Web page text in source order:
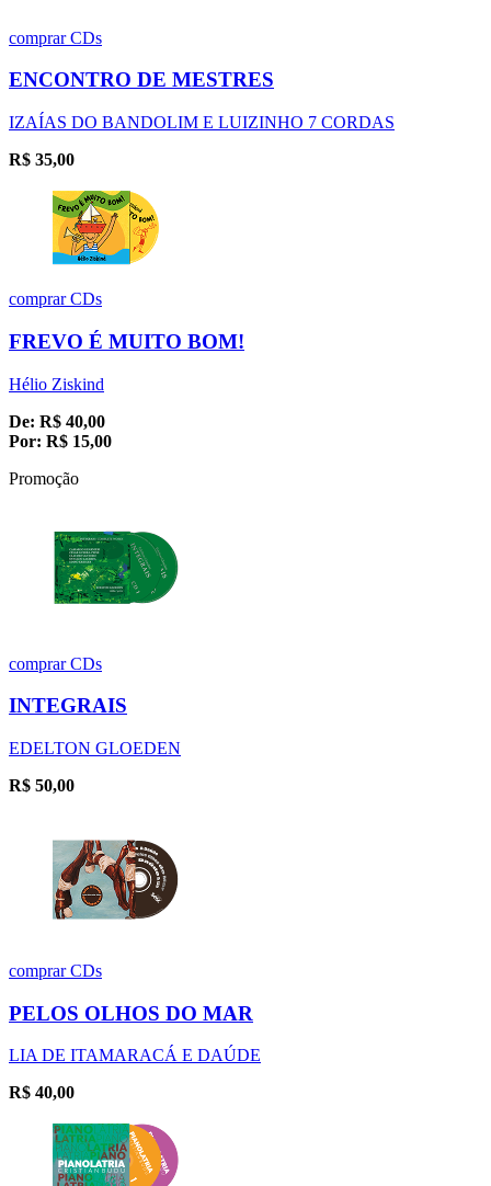
comprarCDs
ENCONTRO DE MESTRES
IZAÍAS DO BANDOLIM E LUIZINHO 7 CORDAS
R$ 35,00
comprarCDs
FREVO É MUITO BOM!
Hélio Ziskind
De: R$ 40,00
Por: R$ 15,00
Promoção
comprarCDs
INTEGRAIS
EDELTON GLOEDEN
R$ 50,00
comprarCDs
PELOS OLHOS DO MAR
LIA DE ITAMARACÁ E DAÚDE
R$ 40,00